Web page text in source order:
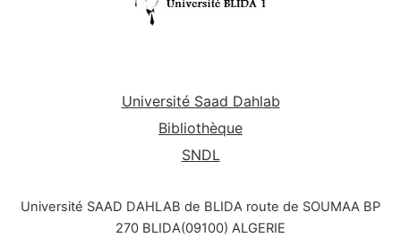
Université Saad Dahlab
Bibliothèque
SNDL
Université SAAD DAHLAB de BLIDA route de SOUMAA BP
270 BLIDA(09100) ALGERIE